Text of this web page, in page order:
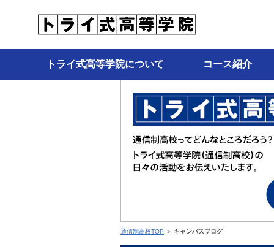
トライ式高等学院について コース紹介
通信制高校TOP ＞ キャンパスブログ